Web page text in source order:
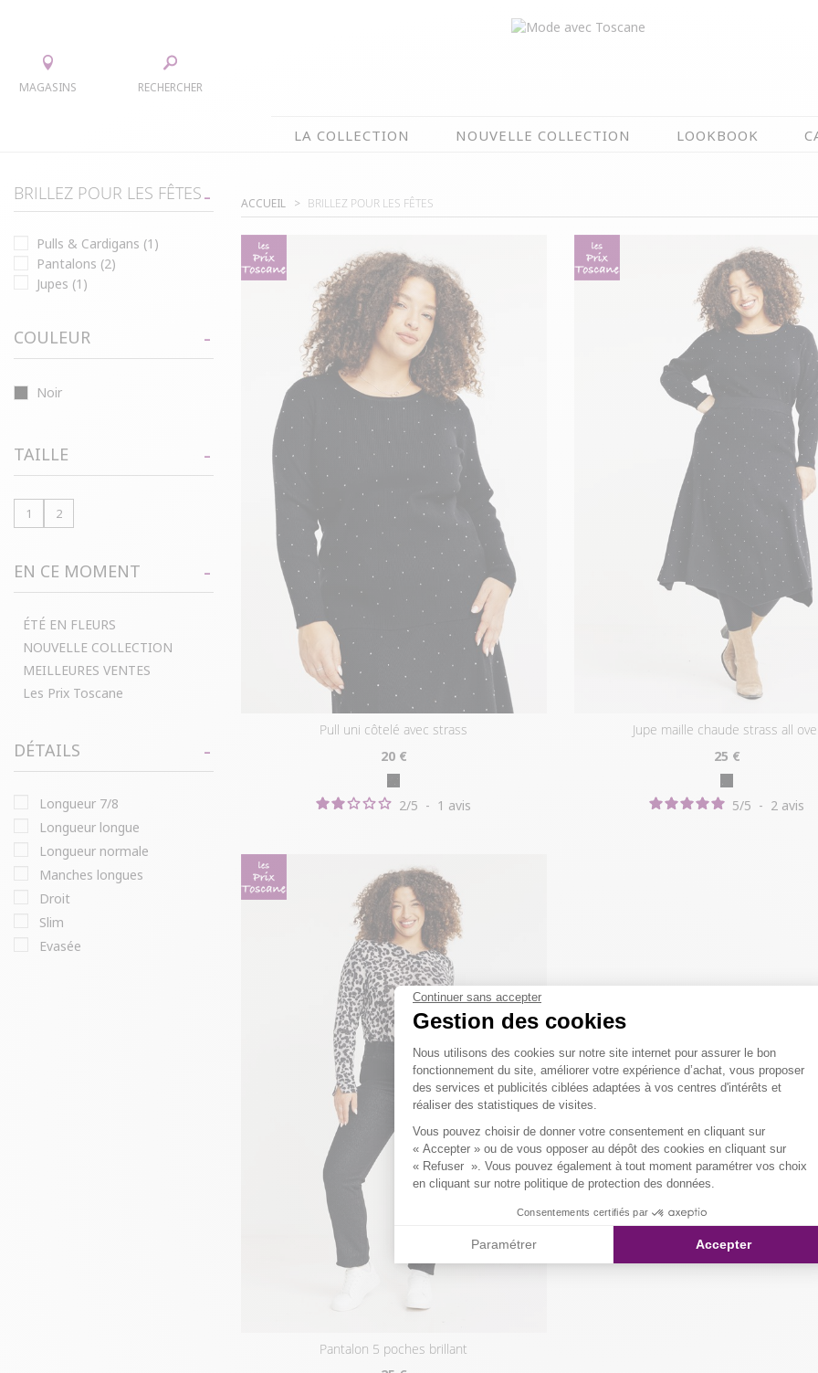
Continuer sans accepter
Gestion des cookies
Plateforme de Gestion du
Nous utilisons des cookies sur notre site internet pour assurer le bon
fonctionnement du site, améliorer votre expérience d’achat, vous proposer
des services et publicités ciblées adaptées à vos centres d'intérêts et
réaliser des statistiques de visites.
Vous pouvez choisir de donner votre consentement en cliquant sur
« Accepter » ou de vous opposer au dépôt des cookies en cliquant sur
« Refuser ». Vous pouvez également à tout moment paramétrer vos choix
en cliquant sur notre politique de protection des données.
Consentements certifiés par
Paramétrer Accepter
MAGASINS RECHERCHER
LA COLLECTION NOUVELLE COLLECTION LOOKBOOK
LA COLLECTION
CHEMISIERS & TUNIQUES
PULLS & CARDIGANS
PANTALONS
ROBES
JUPES
ACCESSOIRES
PARKAS & IMPERS
MANTEAUX
ÉTÉ EN FLEURS
NOUVELLE COLLECTION
MEILLEURES VENTES
LES PRIX TOSCANE
BRILLEZ POUR LES FÊTES
Pulls & Cardigans (1)
Pantalons (2)
Jupes (1)
COULEUR
Noir
TAILLE
1 2
EN CE MOMENT
ÉTÉ EN FLEURS
NOUVELLE COLLECTION
MEILLEURES VENTES
Les Prix Toscane
DÉTAILS
longueur 7/8
longueur longue
longueur normale
manches longues
droit
slim
evasée
ACCUEIL BRILLEZ POUR LES FÊTES
pull uni côtelé avec strass
20€
2/5 - 1 avis
jupe maille chaude strass all
25 €
5/5 - 2 avis
pantalon 5 poches brillant